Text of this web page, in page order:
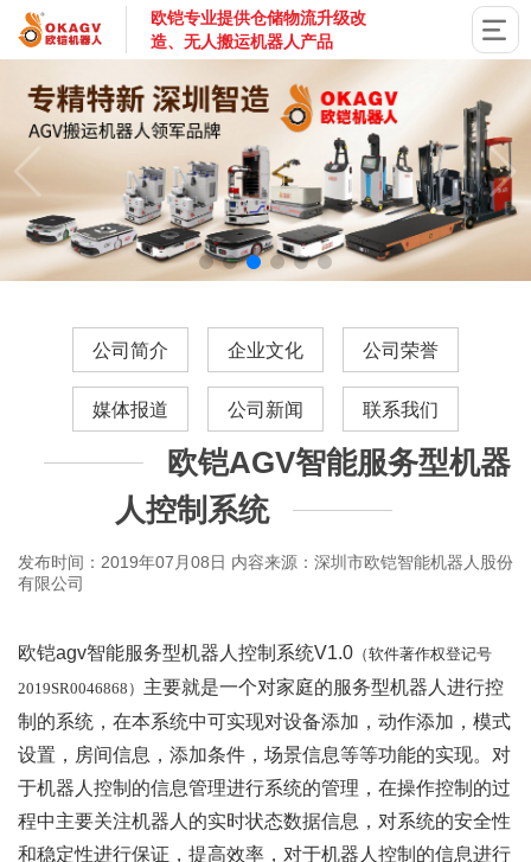
欧铠专业提供仓储物流升级改
造、无人搬运机器人产品
公司简介 企业文化 公司荣誉
媒体报道 公司新闻 联系我们
欧铠AGV智能服务型机器
人控制系统
发布时间：2019年07月08日 内容来源：深圳市欧铠智能机器人股份
有限公司
欧铠agv智能服务型机器人控制系统V1.0 （软件著作权登记号
2019SR0046868） 主要就是一个对家庭的服务型机器人进行控
制的系统，在本系统中可实现对设备添加，动作添加，模式
设置，房间信息，添加条件，场景信息等等功能的实现。对
于机器人控制的信息管理进行系统的管理，在操作控制的过
程中主要关注机器人的实时状态数据信息，对系统的安全性
和稳定性进行保证，提高效率，对于机器人控制的信息进行